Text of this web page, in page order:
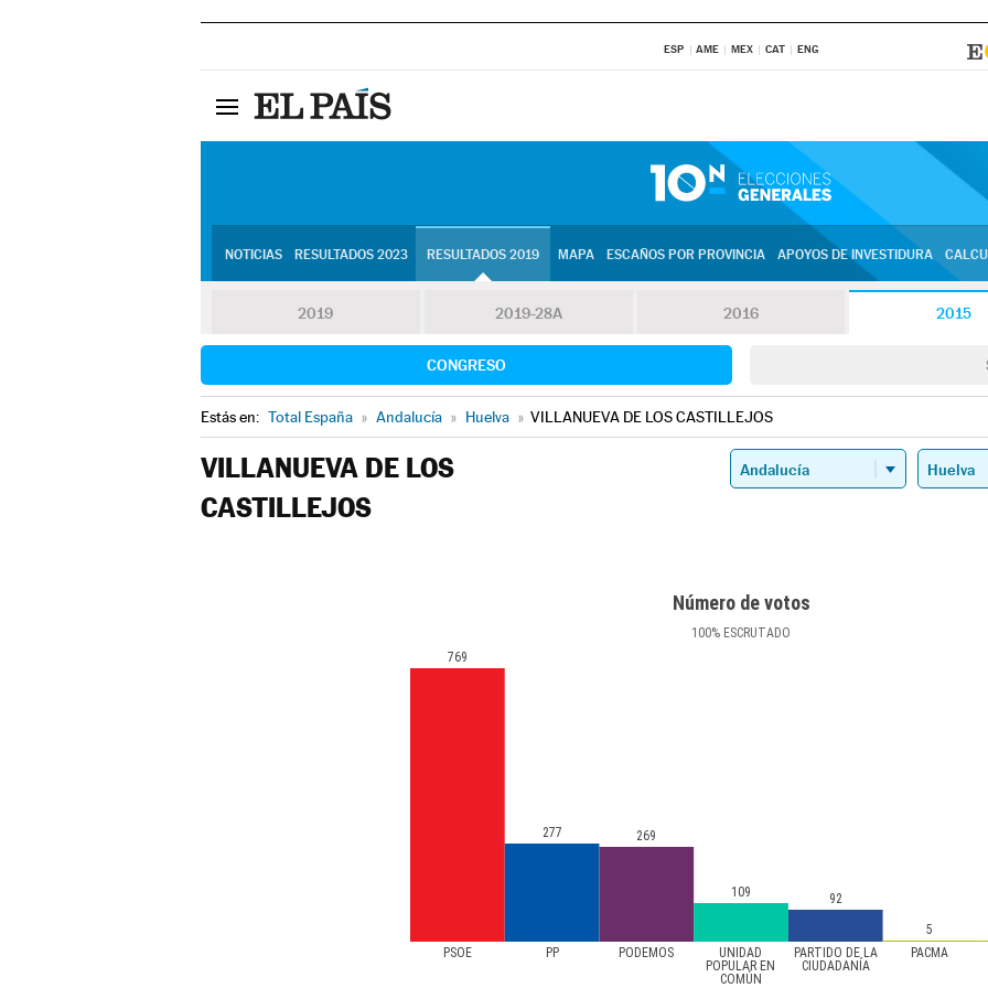
ESP AME MEX CAT ENG
NOTICIAS RESULTADOS 2023 RESULTADOS 2019 MAPA ESCAÑOS POR PROVINCIA APOYOS DE INVESTIDURA
2019 2019-28A 2016 2015
CONGRESO
Estás en: Total España » Andalucía » Huelva » VILLANUEVA DE LOS CASTILLEJOS
VILLANUEVA DE LOS
CASTILLEJOS
Número de votos
100% ESCRUTADO
PSOE PP PODEMOS
UNIDAD
POPULAR EN
COMÚN
PARTIDO DE LA
CIUDADANÍA
PACMA
769
277 269
109
92
5